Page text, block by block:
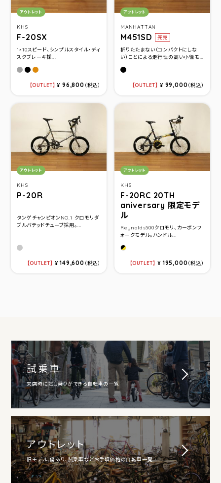
KHS
F-20SX
カテゴリ：
アウトレット
1×10スピード、シンプルスタイル・ディ
スクブレーキ採...
ミッドグレー
マットブラック
ポリッシュオレンジ
OUTLET ¥ 96,800 （税込）
MANHATTAN
M451SD 完売
カテゴリ：
アウトレット
折りたたまない（コンパクトにしな
い）ことによる走行性の高い小径モ...
Flat Black(サイズ510)
OUTLET ¥ 99,000（税込）
KHS
P-20R
カテゴリ：
アウトレット
タンゲチャンピオンNO.1 クロモリダ
ブルバテッドチューブ採用。...
ガンメタル
OUTLET ¥149,600 （税込）
KHS
F-20RC 20TH
aniversary 限定モデ
ル
カテゴリ：
アウトレット
Reynolds500クロモリ、カーボンフ
ォークモデル。ハンドル...
サテンブラック/イエロー
OUTLET ¥ 195,000（税込）
試乗車
来店時に試し乗りができる自転車の一覧
アウトレット
旧モデル、傷あり、試乗車などお手頃価格の自転車一覧